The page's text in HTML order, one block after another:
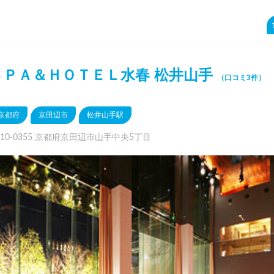
ＰＡ＆ＨＯＴＥＬ水春 松井山手 （口コミ3件）
都府 京田辺市 松井山手駅
0355 京都府京田辺市山手中央5丁目